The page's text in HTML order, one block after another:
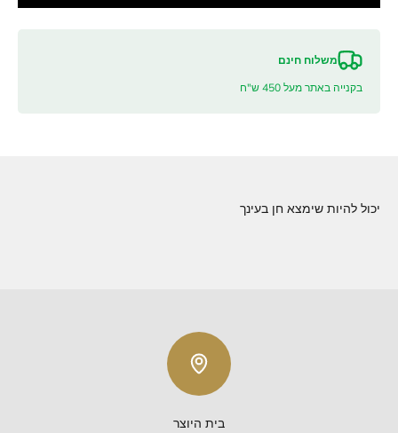
משלוח חינם
בקנייה באתר מעל 450 ש"ח
יכול להיות שימצא חן בעינך
בית היוצר